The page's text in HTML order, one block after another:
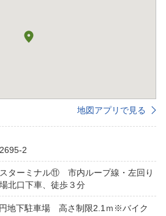
地図アプリで見る
2
ターミナル⑪ 市内ループ線・左回り
北口下車、徒歩３分
地下駐車場 高さ制限2.1ｍ※バイク